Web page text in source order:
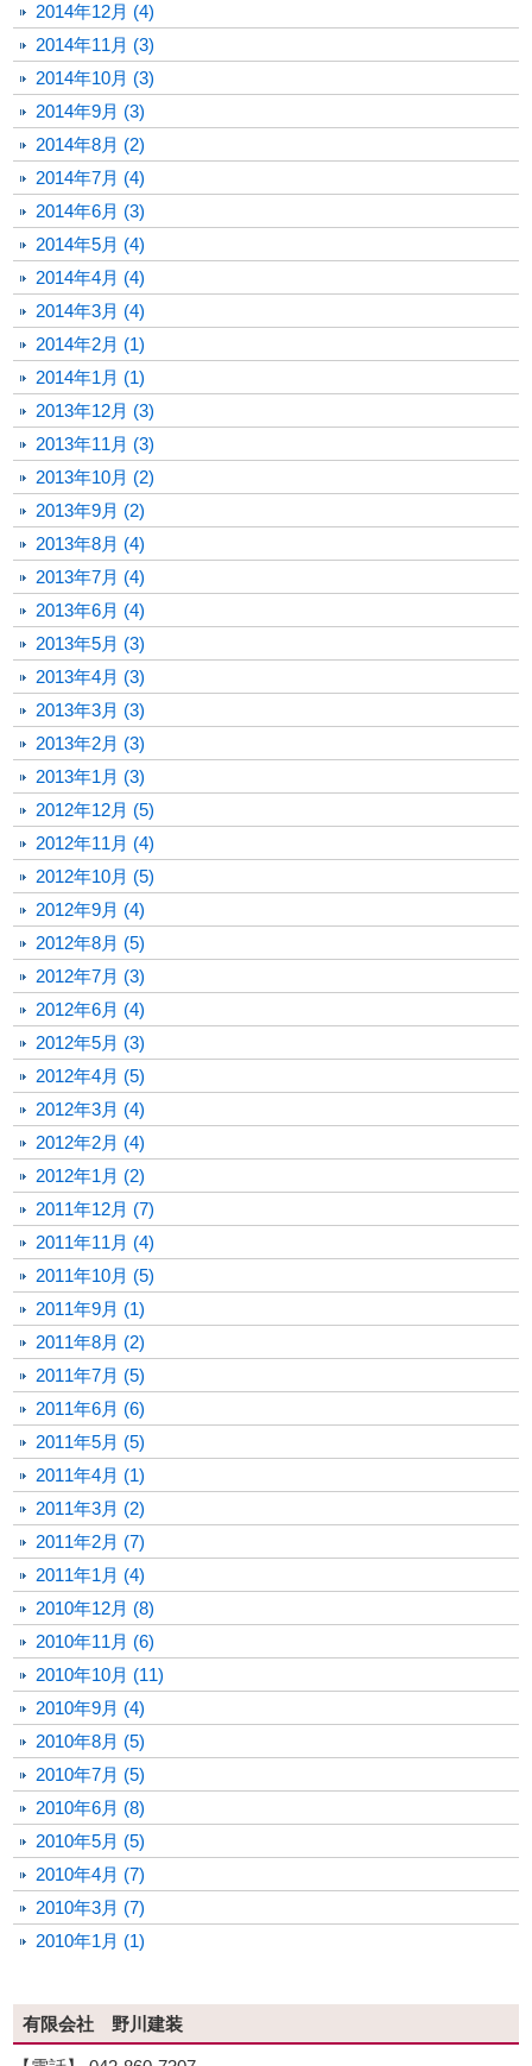
2014年12月 (4)
2014年11月 (3)
2014年10月 (3)
2014年9月 (3)
2014年8月 (2)
2014年7月 (4)
2014年6月 (3)
2014年5月 (4)
2014年4月 (4)
2014年3月 (4)
2014年2月 (1)
2014年1月 (1)
2013年12月 (3)
2013年11月 (3)
2013年10月 (2)
2013年9月 (2)
2013年8月 (4)
2013年7月 (4)
2013年6月 (4)
2013年5月 (3)
2013年4月 (3)
2013年3月 (3)
2013年2月 (3)
2013年1月 (3)
2012年12月 (5)
2012年11月 (4)
2012年10月 (5)
2012年9月 (4)
2012年8月 (5)
2012年7月 (3)
2012年6月 (4)
2012年5月 (3)
2012年4月 (5)
2012年3月 (4)
2012年2月 (4)
2012年1月 (2)
2011年12月 (7)
2011年11月 (4)
2011年10月 (5)
2011年9月 (1)
2011年8月 (2)
2011年7月 (5)
2011年6月 (6)
2011年5月 (5)
2011年4月 (1)
2011年3月 (2)
2011年2月 (7)
2011年1月 (4)
2010年12月 (8)
2010年11月 (6)
2010年10月 (11)
2010年9月 (4)
2010年8月 (5)
2010年7月 (5)
2010年6月 (8)
2010年5月 (5)
2010年4月 (7)
2010年3月 (7)
2010年1月 (1)
有限会社 野川建装